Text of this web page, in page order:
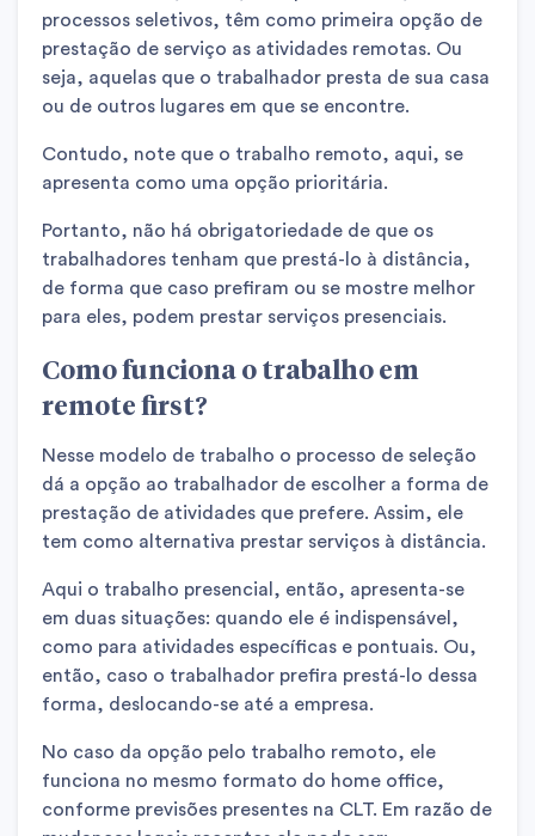
processos seletivos, têm como primeira opção de
prestação de serviço as atividades remotas. Ou
seja, aquelas que o trabalhador presta de sua casa
ou de outros lugares em que se encontre.
Contudo, note que o trabalho remoto, aqui, se
apresenta como uma opção prioritária.
Portanto, não há obrigatoriedade de que os
trabalhadores tenham que prestá-lo à distância,
de forma que caso prefiram ou se mostre melhor
para eles, podem prestar serviços presenciais.
Como funciona o trabalho em
remote first?
Nesse modelo de trabalho o processo de seleção
dá a opção ao trabalhador de escolher a forma de
prestação de atividades que prefere. Assim, ele
tem como alternativa prestar serviços à distância.
Aqui o trabalho presencial, então, apresenta-se
em duas situações: quando ele é indispensável,
como para atividades específicas e pontuais. Ou,
então, caso o trabalhador prefira prestá-lo dessa
forma, deslocando-se até a empresa.
No caso da opção pelo trabalho remoto, ele
funciona no mesmo formato do home office,
conforme previsões presentes na CLT. Em razão de